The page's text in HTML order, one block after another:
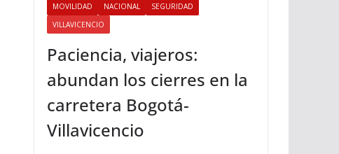
MOVILIDAD NACIONAL
SEGURIDAD
VILLAVICENCIO
Paciencia, viajeros:
abundan los cierres en la
carretera Bogotá-
Villavicencio